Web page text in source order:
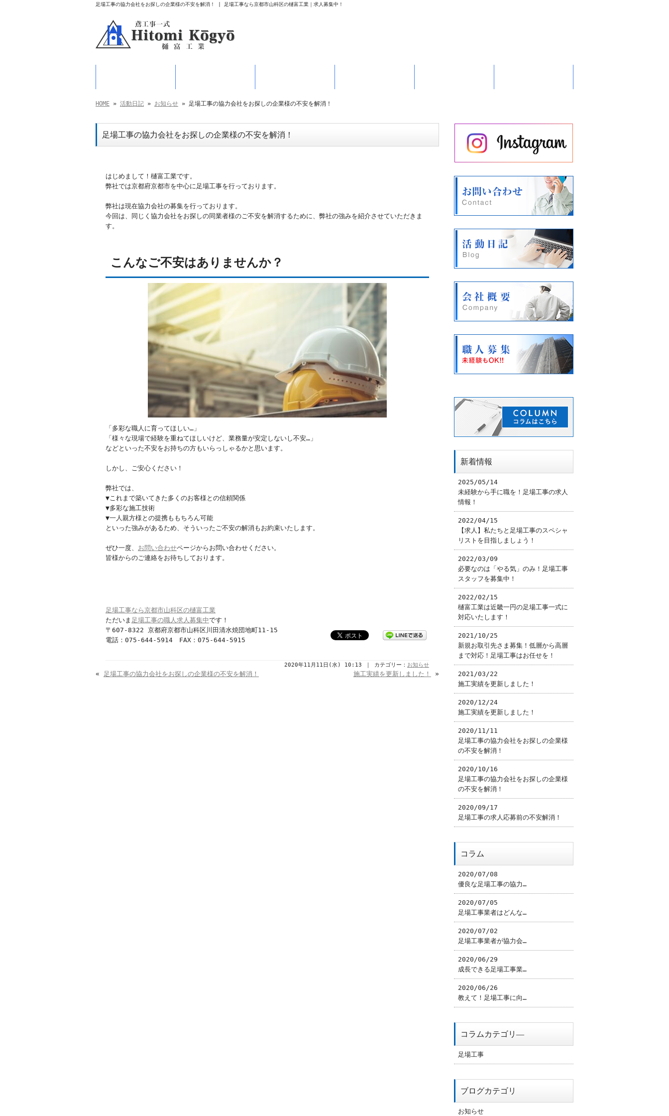
足場工事の協力会社をお探しの企業様の不安を解消！ | 足場工事なら京都市山科区の樋富工業｜求人募集中！
HOME » 活動日記 » お知らせ » 足場工事の協力会社をお探しの企業様の不安を解消！
足場工事の協力会社をお探しの企業様の不安を解消！
はじめまして！樋富工業です。
弊社では京都府京都市を中心に足場工事を行っております。
弊社は現在協力会社の募集を行っております。
今回は、同じく協力会社をお探しの同業者様のご不安を解消するために、弊社の強みを紹介させていただきま
す。
こんなご不安はありませんか？
「多彩な職人に育ってほしい…」
「様々な現場で経験を重ねてほしいけど、業務量が安定しないし不安…」
などといった不安をお持ちの方もいらっしゃるかと思います。
しかし、ご安心ください！
弊社では、
▼これまで築いてきた多くのお客様との信頼関係
▼多彩な施工技術
▼一人親方様との提携ももちろん可能
といった強みがあるため、そういったご不安の解消もお約束いたします。
ぜひ一度、 お問い合わせページからお問い合わせください。
皆様からのご連絡をお待ちしております。
足場工事なら京都市山科区の樋富工業
ただいま 足場工事の職人求人募集中です！
〒607-8322 京都府京都市山科区川田清水焼団地町11-15
電話：075-644-5914 FAX：075-644-5915
2020年11月11日(水) 10:13 ｜ カテゴリー： お知らせ
« 足場工事の協力会社をお探しの企業様の不安を解消！ 施工実績を更新しました！ »
新着情報
2025/05/14
未経験から手に職を！足場工事の求人
情報！
2022/04/15
【求人】私たちと足場工事のスペシャ
リストを目指しましょう！
2022/03/09
必要なのは「やる気」のみ！足場工事
スタッフを募集中！
2022/02/15
樋富工業は近畿一円の足場工事一式に
対応いたします！
2021/10/25
新規お取引先さま募集！低層から高層
まで対応！足場工事はお任せを！
2021/03/22
施工実績を更新しました！
2020/12/24
施工実績を更新しました！
2020/11/11
足場工事の協力会社をお探しの企業様
の不安を解消！
2020/10/16
足場工事の協力会社をお探しの企業様
の不安を解消！
2020/09/17
足場工事の求人応募前の不安解消！
コラム
2020/07/08
優良な足場工事の協力…
2020/07/05
足場工事業者はどんな…
2020/07/02
足場工事業者が協力会…
2020/06/29
成長できる足場工事業…
2020/06/26
教えて！足場工事に向…
コラムカテゴリ―
足場工事
ブログカテゴリ
お知らせ